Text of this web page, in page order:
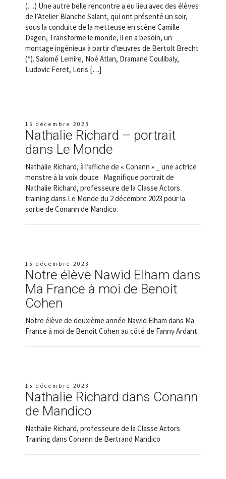
(…) Une autre belle rencontre a eu lieu avec des élèves
de l’Atelier Blanche Salant, qui ont présenté un soir,
sous la conduite de la metteuse en scène Camille
Dagen, Transforme le monde, il en a besoin, un
montage ingénieux à partir d’œuvres de Bertolt Brecht
(*). Salomé Lemire, Noé Atlan, Dramane Coulibaly,
Ludovic Feret, Loris […]
15 décembre 2023
Nathalie Richard – portrait
dans Le Monde
Nathalie Richard, à l’affiche de « Conann » _ une actrice
monstre à la voix douce Magnifique portrait de
Nathalie Richard, professeure de la Classe Actors
training dans Le Monde du 2 décembre 2023 pour la
sortie de Conann de Mandico.
15 décembre 2023
Notre élève Nawid Elham dans
Ma France à moi de Benoit
Cohen
Notre élève de deuxième année Nawid Elham dans Ma
France à moi de Benoit Cohen au côté de Fanny Ardant
15 décembre 2023
Nathalie Richard dans Conann
de Mandico
Nathalie Richard, professeure de la Classe Actors
Training dans Conann de Bertrand Mandico